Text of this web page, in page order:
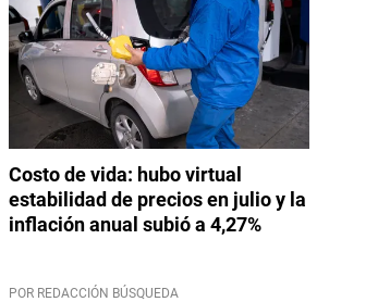
Costo de vida: hubo virtual
estabilidad de precios en julio y la
inflación anual subió a 4,27%
POR REDACCIÓN BÚSQUEDA